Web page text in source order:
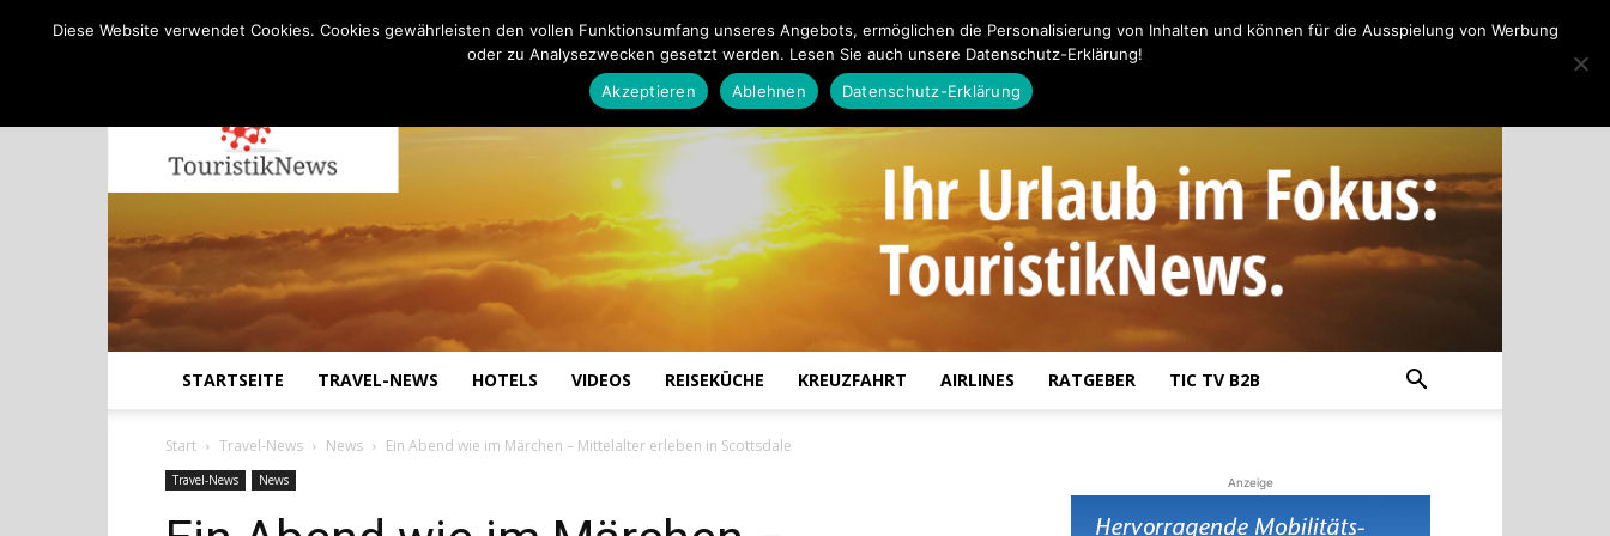
STARTSEITE TRAVEL-NEWS HOTELS VIDEOS REISEKÜCHE KREUZFAHRT AIRLINES RATGEBER TIC TV B2B
Start Travel-News News Ein Abend wie im Märchen – Mittelalter erleben in Scottsdale
Travel-News News Anzeige
Diese Website verwendet Cookies. Cookies gewährleisten den vollen Funktionsumfang unseres Angebots, ermöglichen die Personalisierung von Inhalten und können für die Ausspielung von Werbung
oder zu Analysezwecken gesetzt werden. Lesen Sie auch unsere Datenschutz-Erklärung!
Akzeptieren
Ablehnen Datenschutz-Erklärung